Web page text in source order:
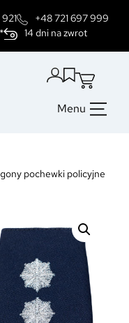
+48 721 697 999
14 dni na zwrot
Menu
pochewki policyjne